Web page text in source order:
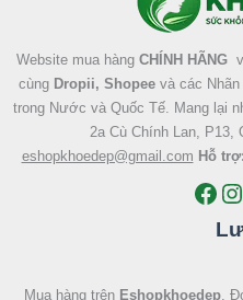
Website mua hàng CHÍNH HÃNG
cùng Dropii, Shopeevà các Nhãn
trong Nước và Quốc Tế. Mang lại
2a Cù Chính Lan, P13,
eshopkhoedep@gmail.com Hỗ trợ:
Mua hàng trên Eshopkhoedep.